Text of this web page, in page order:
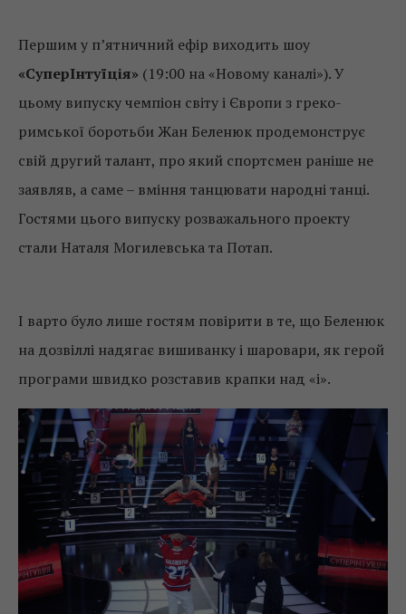
Першим у п’ятничний ефір виходить шоу
«СуперІнтуїція» (19:00 на «Новому каналі»). У
цьому випуску чемпіон світу і Європи з греко-
римської боротьби Жан Беленюк продемонструє
свій другий талант, про який спортсмен раніше не
заявляв, а саме – вміння танцювати народні танці.
Гостями цього випуску розважального проекту
стали Наталя Могилевська та Потап.
І варто було лише гостям повірити в те, що Беленюк
на дозвіллі надягає вишиванку і шаровари, як герой
програми швидко розставив крапки над «і».